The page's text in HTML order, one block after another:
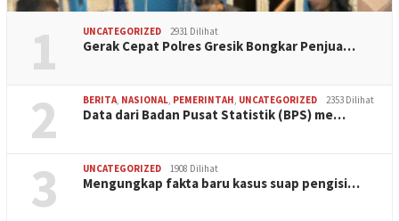
1 UNCATEGORIZED 2931 Dilihat
Gerak Cepat Polres Gresik Bongkar Penjua…
2 BERITA, NASIONAL, PEMERINTAH, UNCATEGORIZED 2353 Dilihat
Data dari Badan Pusat Statistik (BPS) me…
3 UNCATEGORIZED 1908 Dilihat
Mengungkap fakta baru kasus suap pengisi…